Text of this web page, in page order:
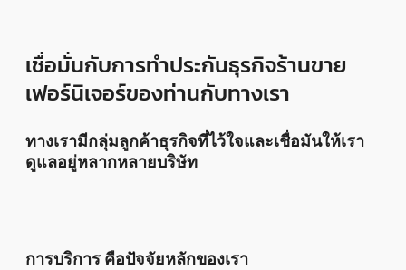
เชื่อมั่นกับการทำประกันธุรกิจร้านขาย
เฟอร์นิเจอร์ของท่านกับทางเรา
ทางเรามีกลุ่มลูกค้าธุรกิจที่ไว้ใจและเชื่อมันให้เรา
ดูแลอยู่หลากหลายบริษัท
การบริการ คือปัจจัยหลักของเรา